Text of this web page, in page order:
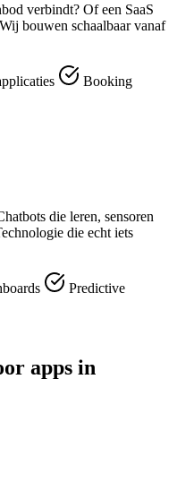
verbindt? Of een SaaS
bouwen schaalbaar vanaf
Booking
die leren, sensoren
die echt iets
Predictive
apps in